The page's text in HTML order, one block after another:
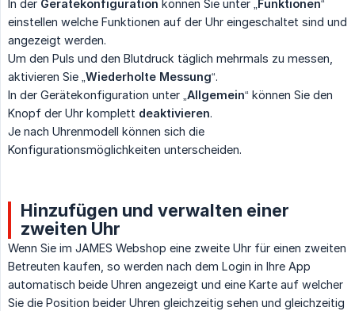
In der Gerätekonfiguration können Sie unter „ Funktionen“
einstellen welche Funktionen auf der Uhr eingeschaltet sind und
angezeigt werden.
Um den Puls und den Blutdruck täglich mehrmals zu messen,
aktivieren Sie „ Wiederholte Messung“.
In der Gerätekonfiguration unter „ Allgemein“ können Sie den
Knopf der Uhr komplett deaktivieren.
Je nach Uhrenmodell können sich die
Konfigurationsmöglichkeiten unterscheiden.
Hinzufügen und verwalten einer
zweiten Uhr
Wenn Sie im JAMES Webshop eine zweite Uhr für einen zweiten
Betreuten kaufen, so werden nach dem Login in Ihre App
automatisch beide Uhren angezeigt und eine Karte auf welcher
Sie die Position beider Uhren gleichzeitig sehen und gleichzeitig